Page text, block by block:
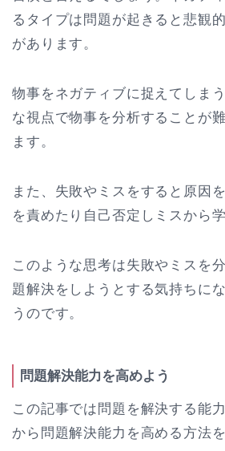
るタイプは問題が起きると悲観
があります。
物事をネガティブに捉えてしま
な視点で物事を分析することが
ます。
また、失敗やミスをすると原因
を責めたり自己否定しミスから
このような思考は失敗やミスを
題解決をしようとする気持ちに
うのです。
問題解決能力を高めよう
この記事では問題を解決する能
から問題解決能力を高める方法